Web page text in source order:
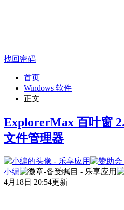
找回密码
首页
Windows 软件
正文
ExplorerMax 百叶窗
文件管理器
小编
4月18日 20:54更新